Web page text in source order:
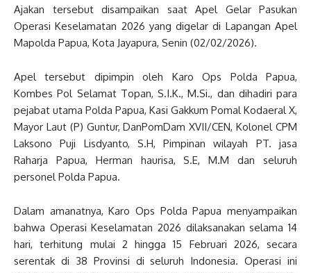
Ajakan tersebut disampaikan saat Apel Gelar Pasukan
Operasi Keselamatan 2026 yang digelar di Lapangan Apel
Mapolda Papua, Kota Jayapura, Senin (02/02/2026).
Apel tersebut dipimpin oleh Karo Ops Polda Papua,
Kombes Pol Selamat Topan, S.I.K., M.Si., dan dihadiri para
pejabat utama Polda Papua, Kasi Gakkum Pomal Kodaeral X,
Mayor Laut (P) Guntur, DanPomDam XVII/CEN, Kolonel CPM
Laksono Puji Lisdyanto, S.H, Pimpinan wilayah PT. jasa
Raharja Papua, Herman haurisa, S.E, M.M dan seluruh
personel Polda Papua.
Dalam amanatnya, Karo Ops Polda Papua menyampaikan
bahwa Operasi Keselamatan 2026 dilaksanakan selama 14
hari, terhitung mulai 2 hingga 15 Februari 2026, secara
serentak di 38 Provinsi di seluruh Indonesia. Operasi ini